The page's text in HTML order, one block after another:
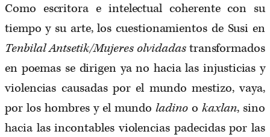
Como escritora e intelectual coherente con su
tiempo y su arte, los cuestionamientos de Susi en
Tenbilal Antsetik/Mujeres olvidadastransformados
en poemas se dirigen ya no hacia las injusticias y
violencias causadas por el mundo mestizo, vaya,
por los hombres y el mundoladinookaxlan, sino
hacia las incontables violencias padecidas por las